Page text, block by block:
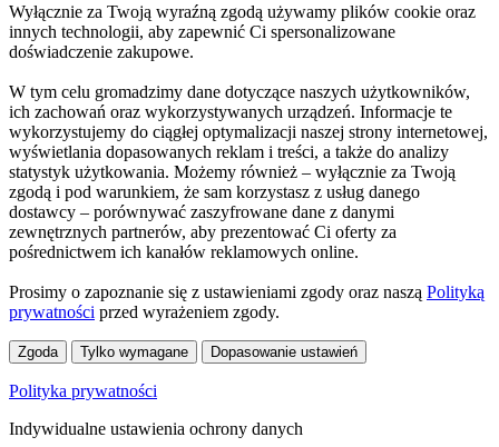
Wyłącznie za Twoją wyraźną zgodą używamy plików cookie oraz
innych technologii, aby zapewnić Ci spersonalizowane
doświadczenie zakupowe.
W tym celu gromadzimy dane dotyczące naszych użytkowników,
ich zachowań oraz wykorzystywanych urządzeń. Informacje te
wykorzystujemy do ciągłej optymalizacji naszej strony internetowej,
wyświetlania dopasowanych reklam i treści, a także do analizy
statystyk użytkowania. Możemy również – wyłącznie za Twoją
zgodą i pod warunkiem, że sam korzystasz z usług danego
dostawcy – porównywać zaszyfrowane dane z danymi
zewnętrznych partnerów, aby prezentować Ci oferty za
pośrednictwem ich kanałów reklamowych online.
Prosimy o zapoznanie się z ustawieniami zgody oraz naszą Polityką
prywatności przed wyrażeniem zgody.
Zgoda Tylko wymagane Dopasowanie ustawień
Polityka prywatności
Indywidualne ustawienia ochrony danych